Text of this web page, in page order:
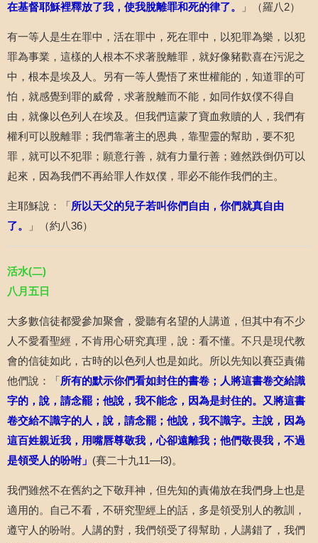
在基督耶穌裡釋放了我，使我脫離罪和死的律了。
」（羅八 2）
有一等人是生在罪中，活在罪中，死在罪中，以犯罪為樂，以犯
罪為事業，這樣的人根本不求著脫離罪，就好像豬歡喜在污泥之
中，根本是埃及人。另有一等人覺悟了來世權能的，知道罪的可
怕，就感覺到罪的威脅，求著脫離而不能，如同作奴僕不得自
由，就像以色列人在埃及。但我們這蒙了寶血救贖的人，我們有
權利可以脫離罪；我們靠著主的恩典，靠聖靈的幫助，要不犯
罪，就可以不犯罪；願意行善，就有力量行善；雖然跌倒仍可以
起來，因為我們不再給罪人作奴僕，罪必不能作我們的主。
主耶穌說：「 所以天父的兒子若叫你們自由，你們就真自由
了。
」（約八36）
活水(二)
八月五日
大多數信徒都愛參加聚會，愛聽有名望的人講道，但其中有不少
人不愛看聖經，不肯用心研究真理，說：看不懂。不只是現代教
會的信徒如此，古時的以色列人也是如此。所以先知以賽亞責備
他們說：「 所有的默示你們看如封住的書卷；人將這書卷交給識
字的，說，請念罷；他說，我不能念，因為是封住的。又將這書
卷交給不識字的人，說，請念罷；他說，我不識字。主說，因為
這百姓親近我，用嘴唇尊敬我，心卻遠離我；他們敬畏我，不過
是領受人的吩咐」 (賽二十九11—l3)。
我們雖然不在舊約之下敬拜神，但先知的責備放在我們身上也是
適用的。自己不看，不研究聖經上的話，多是領受別人的教訓，
遵守人的吩咐。人講的對，我們領受了得幫助，人講錯了，我們